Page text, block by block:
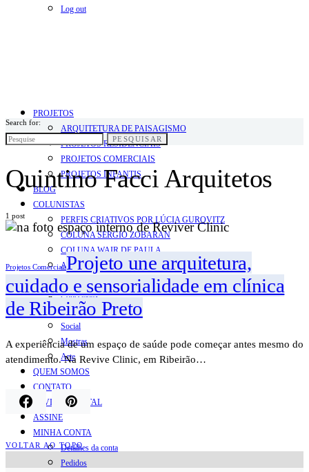
Log out
PROJETOS
ARQUITETURA DE PAISAGISMO
PROJETOS RESIDENCIAIS
PROJETOS COMERCIAIS
PROJETOS INFANTIS
BLOG
COLUNISTAS
PERFIS CRIATIVOS POR LÚCIA GUROVITZ
COLUNA SERGIO ZOBARAN
COLUNA WAIR DE PAULA
ARTE.IN.FORMA
CONEXÕES
Conectadas
Notas
Social
Mostras
Arte
QUEM SOMOS
CONTATO
REVISTA DIGITAL
ASSINE
MINHA CONTA
Detalhes da conta
Pedidos
Search for:
PESQUISAR
Quintino Facci Arquitetos
1 post
Projetos ComerciaisProjeto une arquitetura,
cuidado e sensorialidade em clínica
de Ribeirão Preto
A experiência de um espaço de saúde pode começar antes mesmo do
atendimento. Na Revive Clinic, em Ribeirão…
VOLTAR AO TOPO